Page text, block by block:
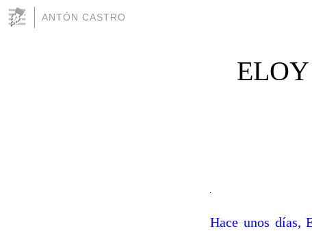
ANTÓN CASTRO
Hace unos días,